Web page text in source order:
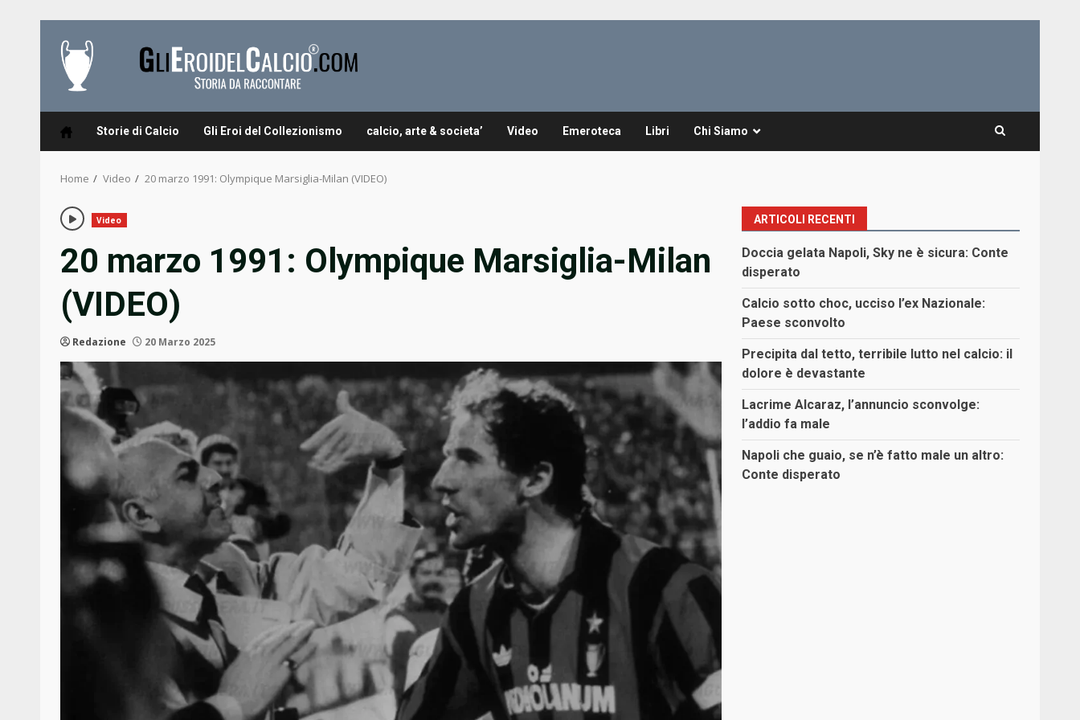
content
Storie di Calcio Gli Eroi del Collezionismo calcio, arte & societa’ Video Emeroteca Libri Chi Siamo
Home Video 20 marzo 1991: Olympique Marsiglia-Milan (VIDEO)
Video
20 marzo 1991: Olympique Marsiglia-Milan
(VIDEO)
Redazione 20 Marzo 2025
ARTICOLI RECENTI
Doccia gelata Napoli, Sky ne è sicura: Conte
disperato
Calcio sotto choc, ucciso l’ex Nazionale:
Paese sconvolto
Precipita dal tetto, terribile lutto nel calcio: il
dolore è devastante
Lacrime Alcaraz, l’annuncio sconvolge:
l’addio fa male
Napoli che guaio, se n’è fatto male un altro:
Conte disperato